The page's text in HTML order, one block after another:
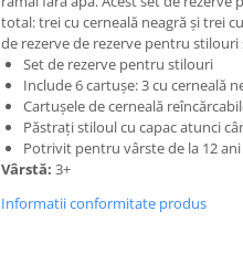
total: trei cu cerneală neagră și trei
de rezerve de rezerve pentru
Set de rezerve pentru stilouri
Include 6 cartușe: 3 cu cerneală
Cartușele de cerneală
Păstrați stiloul cu capac atunci
Potrivit pentru vârste de la 12
Vârstă: 3+
Informatii conformitate produs